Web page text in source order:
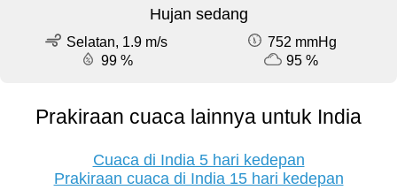
Hujan sedang
Selatan, 1.9 m/s
752 mmHg
99 %
95 %
Prakiraan cuaca lainnya untuk India
Cuaca di India 5 hari kedepan
Prakiraan cuaca di India 15 hari kedepan